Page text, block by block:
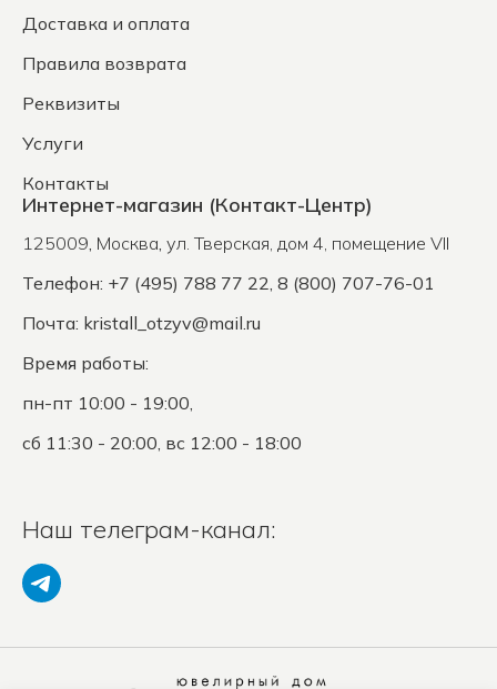
Доставка и оплата
Правила возврата
Реквизиты
Услуги
Контакты
Интернет-магазин (Контакт-Центр)
125009, Москва, ул. Тверская, дом 4, помещение VII
Телефон: +7 (495) 788 77 22, 8 (800) 707-76-01
Почта: kristall_otzyv@mail.ru
Время работы:
пн-пт 10:00 - 19:00,
сб 11:30 - 20:00, вс 12:00 - 18:00
Наш телеграм-канал: